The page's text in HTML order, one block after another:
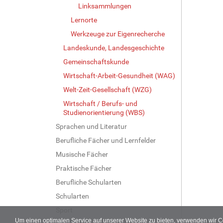
Um einen optimalen Service auf unserer Website zu bieten, verwenden wir
Linksammlungen
Lernorte
Werkzeuge zur Eigenrecherche
Landeskunde, Landesgeschichte
Gemeinschaftskunde
Wirtschaft-Arbeit-Gesundheit (WAG)
Welt-Zeit-Gesellschaft (WZG)
Wirtschaft / Berufs- und
Studienorientierung (WBS)
Sprachen und Literatur
Berufliche Fächer und Lernfelder
Musische Fächer
Praktische Fächer
Berufliche Schularten
Schularten